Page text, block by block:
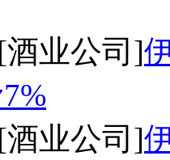
酒业公司]
酒业公司]